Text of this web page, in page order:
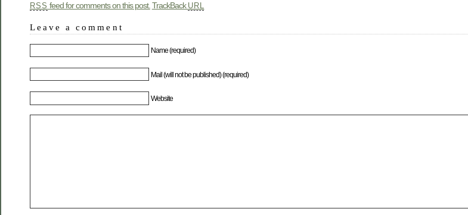
RSS feed for comments on this post. TrackBack URL
Leave a comment
Name (required)
Mail (will not be published) (required)
Website